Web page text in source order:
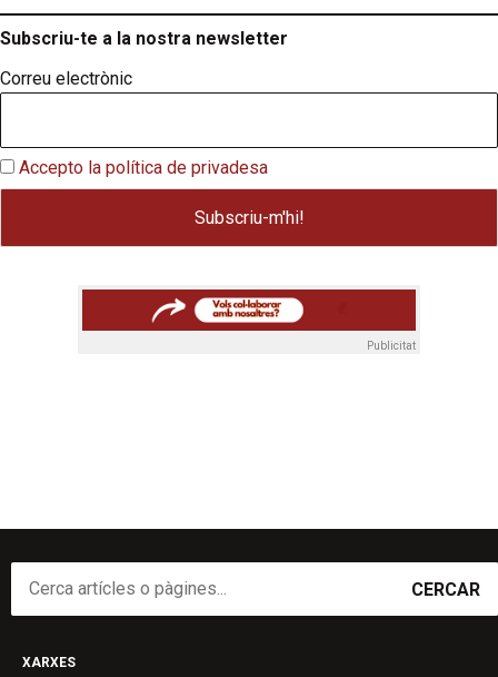
Subscriu-te a la nostra newsletter
Correu electrònic
Accepto la política de privadesa
Publicitat
CERCAR
XARXES